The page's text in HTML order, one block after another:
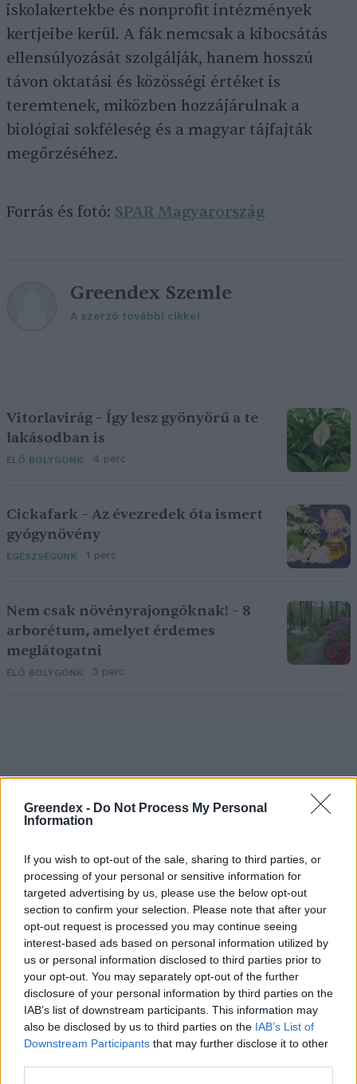
Greendex - Do Not Process My Personal
Information
If you wish to opt-out of the sale, sharing to third parties, or
processing of your personal or sensitive information for
targeted advertising by us, please use the below opt-out
section to confirm your selection. Please note that after your
opt-out request is processed you may continue seeing
interest-based ads based on personal information utilized by
us or personal information disclosed to third parties prior to
your opt-out. You may separately opt-out of the further
disclosure of your personal information by third parties on the
IAB’s list of downstream participants. This information may
also be disclosed by us to third parties on the IAB’s List of
Downstream Participants that may further disclose it to other
iskolakertekbe és nonprofit intézmények
kertjeibe kerül. A fák nemcsak a kibocsátás
ellensúlyozását szolgálják, hanem hosszú
távon oktatási és közösségi értéket is
teremtenek, miközben hozzájárulnak a
biológiai sokféleség és a magyar tájfajták
megőrzéséhez.
Forrás és fotó: SPAR Magyarország
Greendex Szemle
A szerző további cikkei
Vitorlavirág – Így lesz gyönyörű a te
lakásodban is
ÉLŐ BOLYGÓNK 4 perc
Cickafark – Az évezredek óta ismert
gyógynövény
EGÉSZSÉGÜNK 1 perc
Nem csak növényrajongóknak! – 8
arborétum, amelyet érdemes
meglátogatni
ÉLŐ BOLYGÓNK 5 perc
Holnapután
„Mindegy már, hogy milyen
víz, csak víz legyen” |
Holnapután
A
az ember